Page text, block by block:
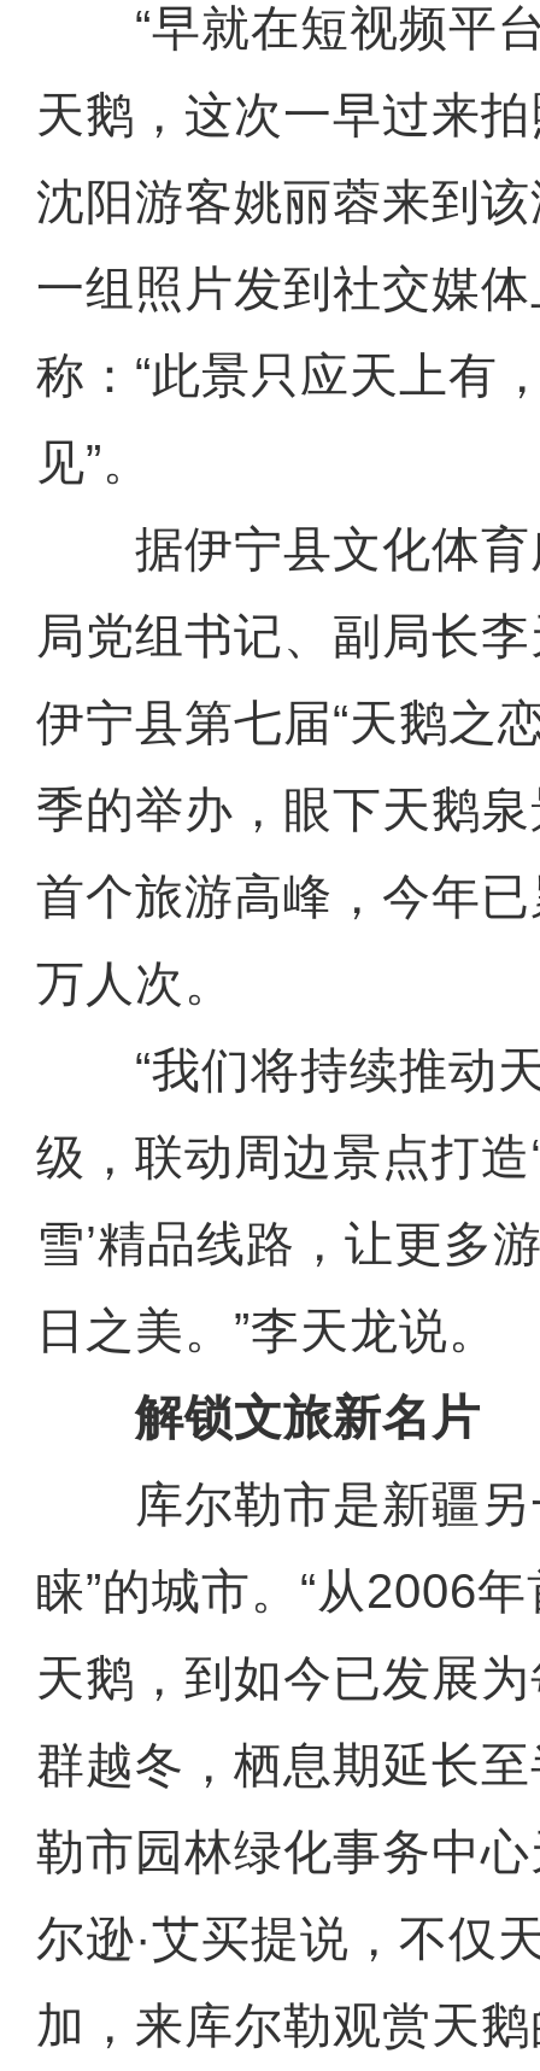
“早就在短视频平台
天鹅，这次一早过来
沈阳游客姚丽蓉来到
一组照片发到社交媒
称：“此景只应天上有
见”。
据伊宁县文化体育
局党组书记、副局长
伊宁县第七届“天鹅之
季的举办，眼下天鹅
首个旅游高峰，今年
万人次。
“我们将持续推动天
级，联动周边景点打造
雪’精品线路，让更多
日之美。”李天龙说。
解锁文旅新名片
库尔勒市是新疆另
睐”的城市。“从2006
天鹅，到如今已发展
群越冬，栖息期延长
勒市园林绿化事务中
尔逊·艾买提说，不仅
加，来库尔勒观赏天